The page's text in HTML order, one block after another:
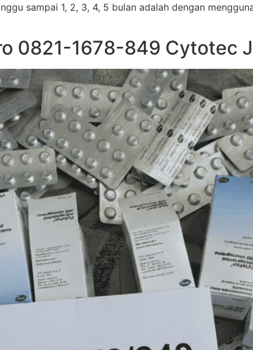
sampai 1, 2, 3, 4, 5 bulan adalah dengan
0821-1678-849 Cytotec